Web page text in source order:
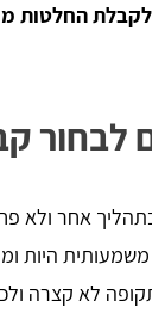
החלטות
לבחור
אחר ולא
היות
לא קצרה ולכן,